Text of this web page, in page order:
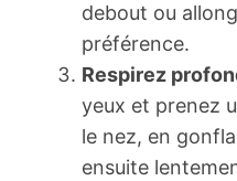
debout ou
préférence.
Respirez
yeux et prenez
le nez, en
ensuite